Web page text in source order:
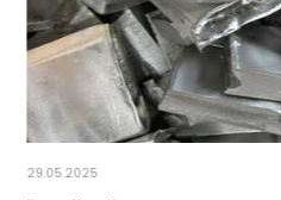
29.05.2025